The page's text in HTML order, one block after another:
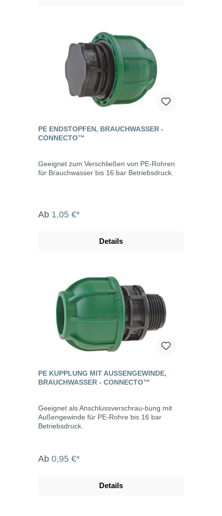
PE ENDSTOPFEN, BRAUCHWASSER -
CONNECTO™
Geeignet zum Verschließen von PE-Rohren
für Brauchwasser bis 16 bar Betriebsdruck.
Ab 1,05 €*
Details
PE KUPPLUNG MIT AUSSENGEWINDE, B
RAUCHWASSER - CONNECTO™
Geeignet als Anschlussverschrau-bung mit
Außengewinde für PE-Rohre bis 16 bar
Betriebsdruck.
Ab 0,95 €*
Details